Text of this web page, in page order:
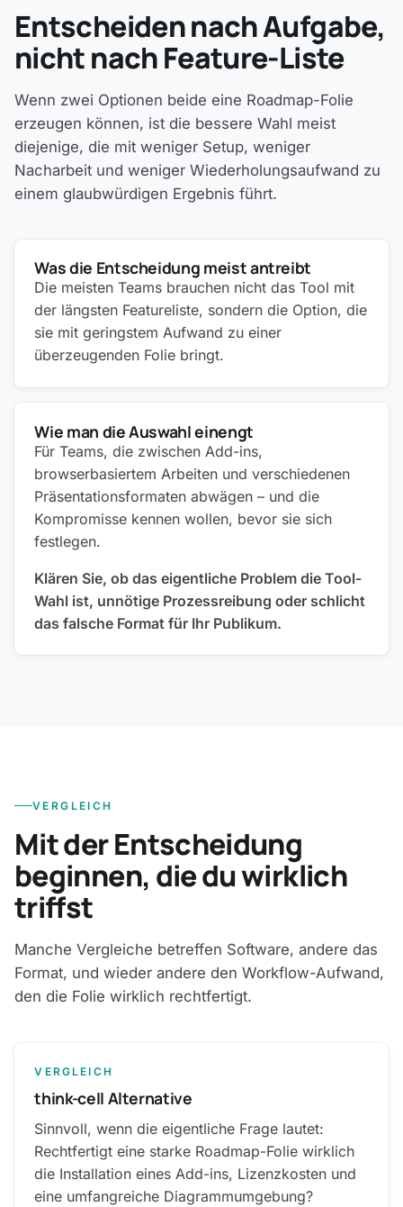
Entscheiden nach Aufgabe,
nicht nach Feature-Liste
Wenn zwei Optionen beide eine Roadmap-Folie
erzeugen können, ist die bessere Wahl meist
diejenige, die mit weniger Setup, weniger
Nacharbeit und weniger Wiederholungsaufwand zu
einem glaubwürdigen Ergebnis führt.
Was die Entscheidung meist antreibt
Die meisten Teams brauchen nicht das Tool mit
der längsten Featureliste, sondern die Option, die
sie mit geringstem Aufwand zu einer
überzeugenden Folie bringt.
Wie man die Auswahl einengt
Für Teams, die zwischen Add-ins,
browserbasiertem Arbeiten und verschiedenen
Präsentationsformaten abwägen – und die
Kompromisse kennen wollen, bevor sie sich
festlegen.
Klären Sie, ob das eigentliche Problem die Tool-
Wahl ist, unnötige Prozessreibung oder schlicht
das falsche Format für Ihr Publikum.
VERGLEICH
Mit der Entscheidung
beginnen, die du wirklich
triffst
Manche Vergleiche betreffen Software, andere das
Format, und wieder andere den Workflow-Aufwand,
den die Folie wirklich rechtfertigt.
VERGLEICH
think-cell Alternative
Sinnvoll, wenn die eigentliche Frage lautet:
Rechtfertigt eine starke Roadmap-Folie wirklich
die Installation eines Add-ins, Lizenzkosten und
eine umfangreiche Diagrammumgebung?